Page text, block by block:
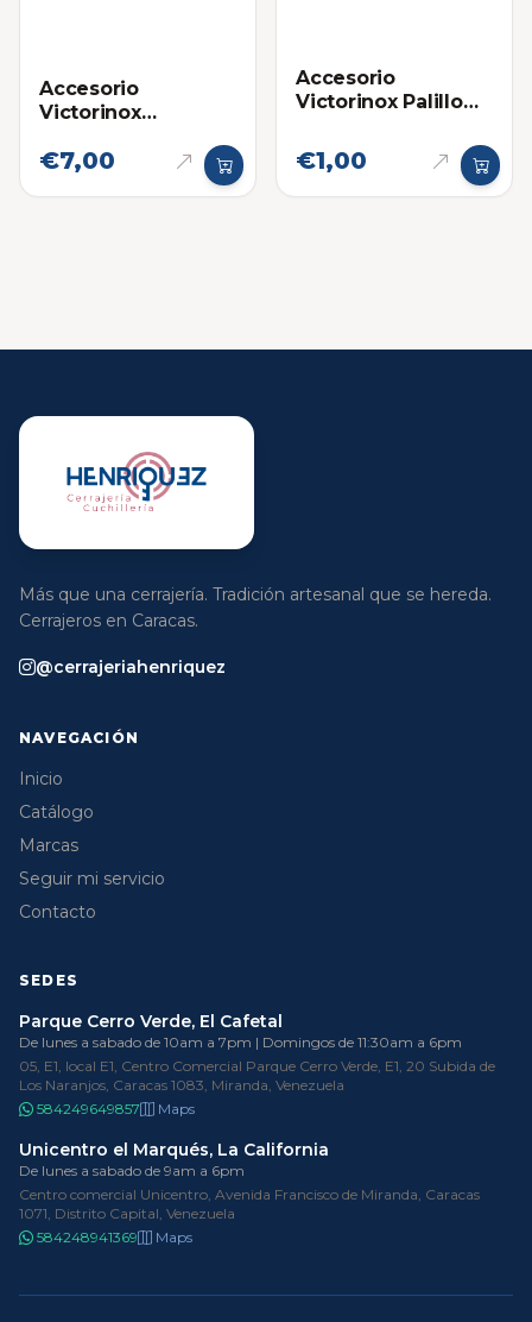
Accesorio
Victorinox
Grande para Navaja
€7,00
Accesorio
Victorinox Palillo
Grande para
Navajas
€1,00
Más que una cerrajería. Tradición artesanal que se hereda.
Cerrajeros en Caracas.
@cerrajeriahenriquez
NAVEGACIÓN
Inicio
Catálogo
Marcas
Seguir mi servicio
Contacto
SEDES
Parque Cerro Verde, El Cafetal
De lunes a sabado de 10am a 7pm | Domingos de 11:30am a 6pm
05, E1, local E1, Centro Comercial Parque Cerro Verde, E1, 20 Subida de
Los Naranjos, Caracas 1083, Miranda, Venezuela
584249649857
Maps
Unicentro el Marqués, La California
De lunes a sabado de 9am a 6pm
Centro comercial Unicentro, Avenida Francisco de Miranda, Caracas
1071, Distrito Capital, Venezuela
584248941369
Maps